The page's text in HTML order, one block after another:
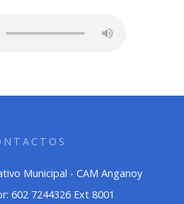
Municipal - CAM Anganoy
602 7244326 Ext 8001